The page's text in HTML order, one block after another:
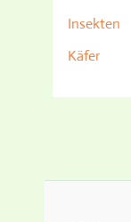
Insekten
Käfer